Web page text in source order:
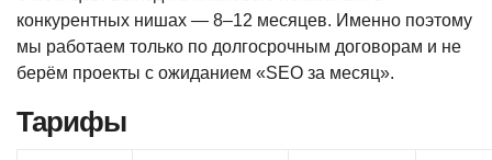
конкурентных нишах — 8–12 месяцев. Именно поэтому
мы работаем только по долгосрочным договорам и не
берём проекты с ожиданием «SEO за месяц».
Тарифы